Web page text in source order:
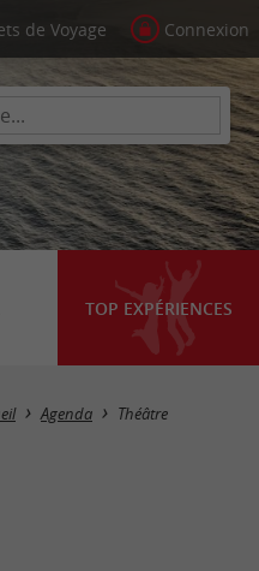
de Voyage Connexion
TOP EXPÉRIENCES
Masquer la carte
Agenda Théâtre